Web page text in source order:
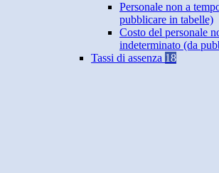
Personale non a
pubblicare in tabelle)
Costo del personale
indeterminato (da
Tassi di assenza 18